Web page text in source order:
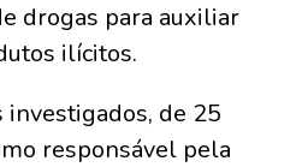
drogas para auxiliar
ilícitos.
de 25
responsável pela